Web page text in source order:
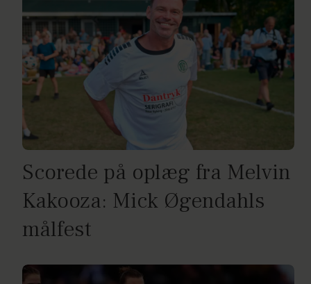
Scorede på oplæg fra Melvin
Kakooza: Mick Øgendahls
målfest